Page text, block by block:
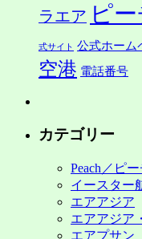
ラエア ピ
式サイト 公式ホーム
空港 電話番号
カテゴリー
Peach／ピー
イースター
エアアジア
エアアジア
エアプサン